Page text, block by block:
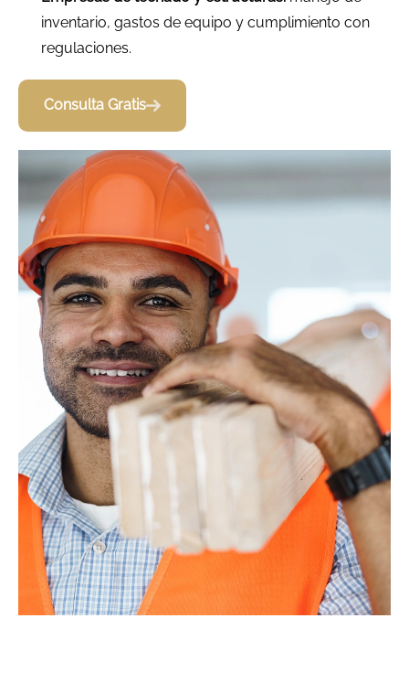
inventario, gastos de equipo y cumplimiento con
regulaciones.
Consulta Gratis